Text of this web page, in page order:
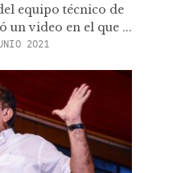
equipo técnico de
un video en el que ...
2021